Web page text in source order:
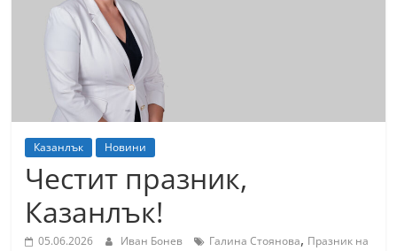
т
К
з
а
н
ъ
к
и
Казанлък Новини
Честит празник,
Казанлък!
05.06.2026 Иван Бонев Галина Стоянова, Празник на